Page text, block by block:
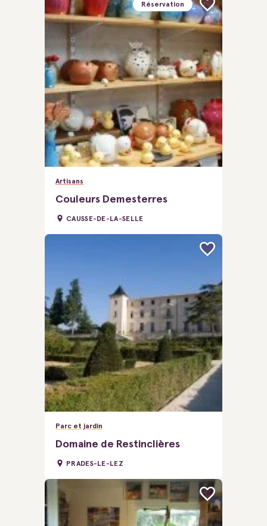
Artisans
Couleurs Demesterres
CAUSSE-DE-LA-SELLE
Réservation
Parc et jardin
Domaine de Restinclières
PRADES-LE-LEZ